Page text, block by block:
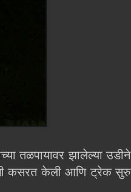
तळपायावर झालेल्या उडीने
कसरत केली आणि ट्रेक सुरु